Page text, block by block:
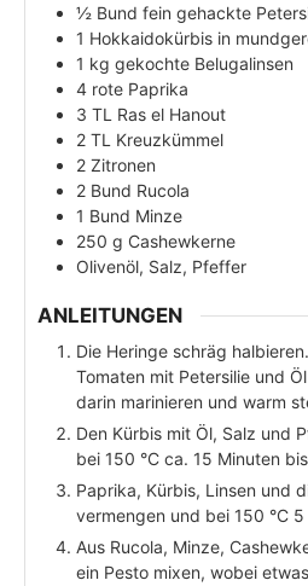
½ Bund fein gehackte
1 Hokkaidokürbis in
1 kg gekochte Belugalinsen
4 rote Paprika
3 TL Ras el Hanout
2 TL Kreuzkümmel
2 Zitronen
2 Bund Rucola
1 Bund Minze
250 g Cashewkerne
Olivenöl, Salz, Pfeffer
ANLEITUNGEN
Die Heringe schräg
Tomaten mit Petersilie und
darin marinieren und warm
Den Kürbis mit Öl, Salz und
bei 150 °C ca. 15 Minuten
Paprika, Kürbis, Linsen und
vermengen und bei 150 °C
Aus Rucola, Minze,
ein Pesto mixen, wobei